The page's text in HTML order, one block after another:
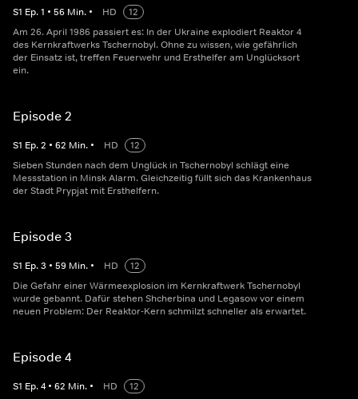
S1 Ep.1 • 56 Min. • HD
12
Am 26. April 1986 passiert es: In der Ukraine explodiert Reaktor 4
des Kernkraftwerks Tschernobyl. Ohne zu wissen, wie gefährlich
der Einsatz ist, treffen Feuerwehr und Ersthelfer am Unglücksort
ein.
Episode 2
S1 Ep.2 • 62 Min. • HD
12
Sieben Stunden nach dem Unglück in Tschernobyl schlägt eine
Messstation in Minsk Alarm. Gleichzeitig füllt sich das Krankenhaus
der Stadt Prypjat mit Ersthelfern.
Episode 3
S1 Ep.3 • 59 Min. • HD
12
Die Gefahr einer Wärmeexplosion im Kernkraftwerk Tschernobyl
wurde gebannt. Dafür stehen Shcherbina und Legasow vor einem
neuen Problem: Der Reaktor-Kern schmilzt schneller als erwartet.
Episode 4
S1 Ep.4 • 62 Min. • HD
12